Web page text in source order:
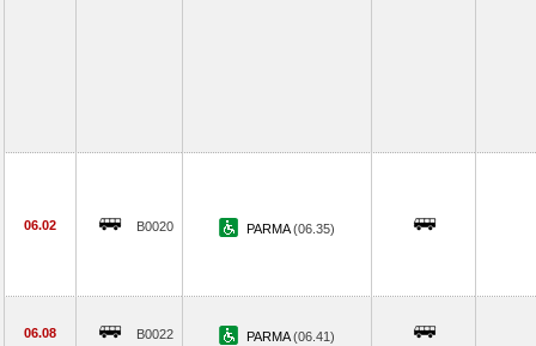
06.02 B0020 PARMA(06.35)
06.08 B0022 PARMA(06.41)